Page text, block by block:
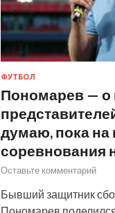
ФУТБОЛ
Пономарев — о
думаю, пока
соревнования
Оставьте комментарий
Бывший защитник